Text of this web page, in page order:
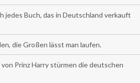
jedes Buch, das in Deutschland verkauft
die Großen lässt man laufen.
Prinz Harry stürmen die deutschen